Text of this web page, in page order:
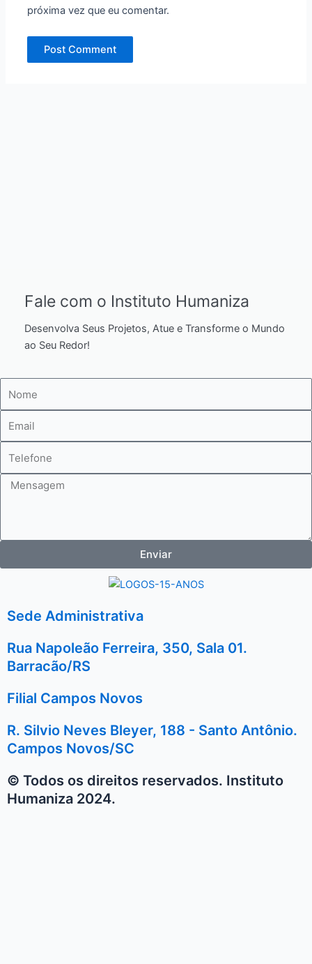
próxima vez que eu comentar.
Fale com o Instituto Humaniza
Desenvolva Seus Projetos, Atue e Transforme o Mundo
ao Seu Redor!
Mensagem
Enviar
Sede Administrativa
Rua Napoleão Ferreira, 350, Sala 01.
Barracão/RS
Filial Campos Novos
R. Silvio Neves Bleyer, 188 - Santo Antônio.
Campos Novos/SC
© Todos os direitos reservados. Instituto
Humaniza 2024.